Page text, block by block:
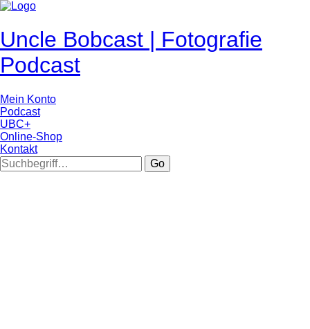
Uncle Bobcast | Fotografie
Podcast
Mein Konto
Podcast
UBC+
Online-Shop
Kontakt
Go